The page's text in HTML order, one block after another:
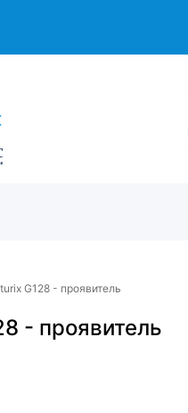
G128 - проявитель
- проявитель